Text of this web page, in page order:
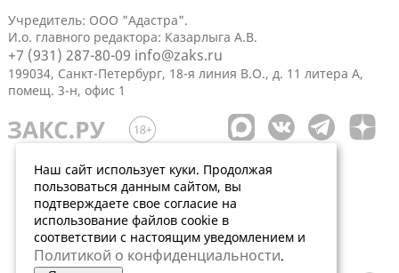
Учредитель: ООО "Адастра".
И.о. главного редактора: Казарлыга А.В.
+7 (931) 287-80-09 info@zaks.ru
199034, Санкт-Петербург, 18-я линия В.О., д. 11 литера А,
помещ. 3-н, офис 1
Наш сайт использует куки. Продолжая
пользоваться данным сайтом, вы
подтверждаете свое согласие на
использование файлов cookie в
соответствии с настоящим уведомлением и
Политикой о конфиденциальности.